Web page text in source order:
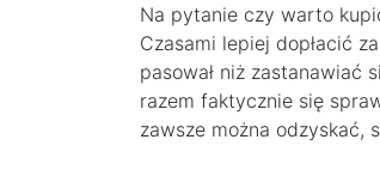
Na pytanie czy warto
Czasami lepiej dopłacić
pasował niż zastanawiać
razem faktycznie się
zawsze można odzyskać,